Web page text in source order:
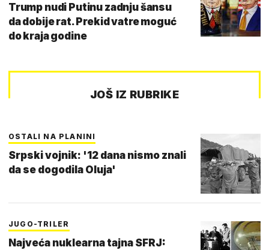
Trump nudi Putinu zadnju šansu
da dobije rat. Prekid vatre moguć
do kraja godine
JOŠ IZ RUBRIKE
OSTALI NA PLANINI
Srpski vojnik: '12 dana nismo znali
da se dogodila Oluja'
JUGO-TRILER
Najveća nuklearna tajna SFRJ: